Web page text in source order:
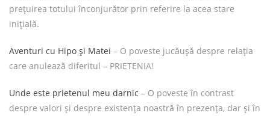
prețuirea totului înconjurător prin referire la acea stare
inițială.
Aventuri cu Hipo și Matei – O poveste jucăușă despre relația
care anulează diferitul – PRIETENIA!
Unde este prietenul meu darnic – O poveste în contrast
despre valori și despre existența noastră în prezența, dar și în